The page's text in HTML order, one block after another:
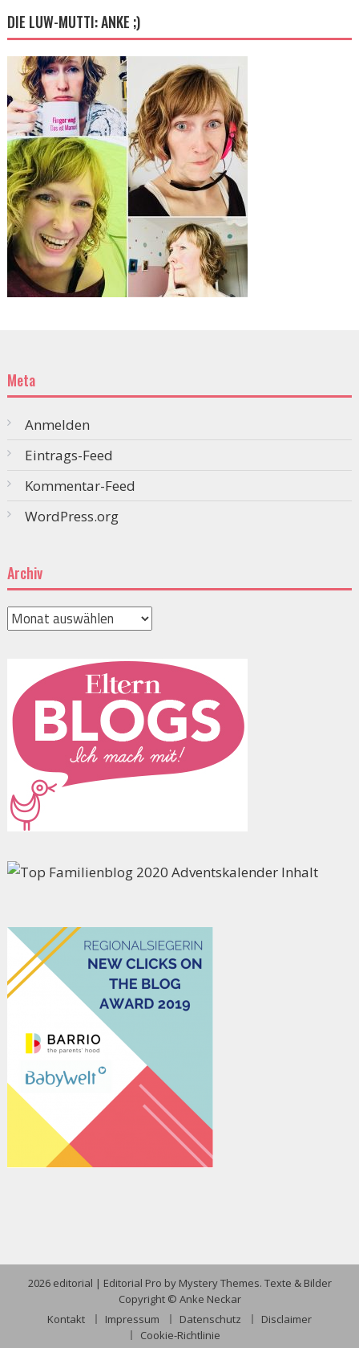
DIE LUW-MUTTI: ANKE ;)
Meta
Anmelden
Eintrags-Feed
Kommentar-Feed
WordPress.org
Archiv
Archiv
2026 editorial | Editorial Pro by Mystery Themes. Texte & Bilder
Copyright © Anke Neckar
Kontakt
Impressum Datenschutz
Disclaimer
Cookie-Richtlinie